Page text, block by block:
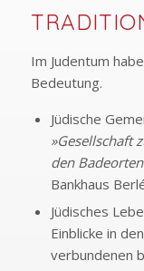
Im Judentum
Bedeutung.
Jüdische
»Gesellschaft
den
Bankhaus
Jüdisches
Einblicke in
verbundenen